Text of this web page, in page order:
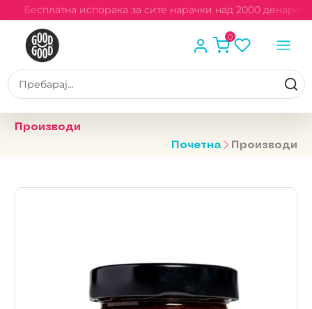
Бесплатна испорака за сите нарачки над 2000 денари
0
Производи
Почетна
Производи